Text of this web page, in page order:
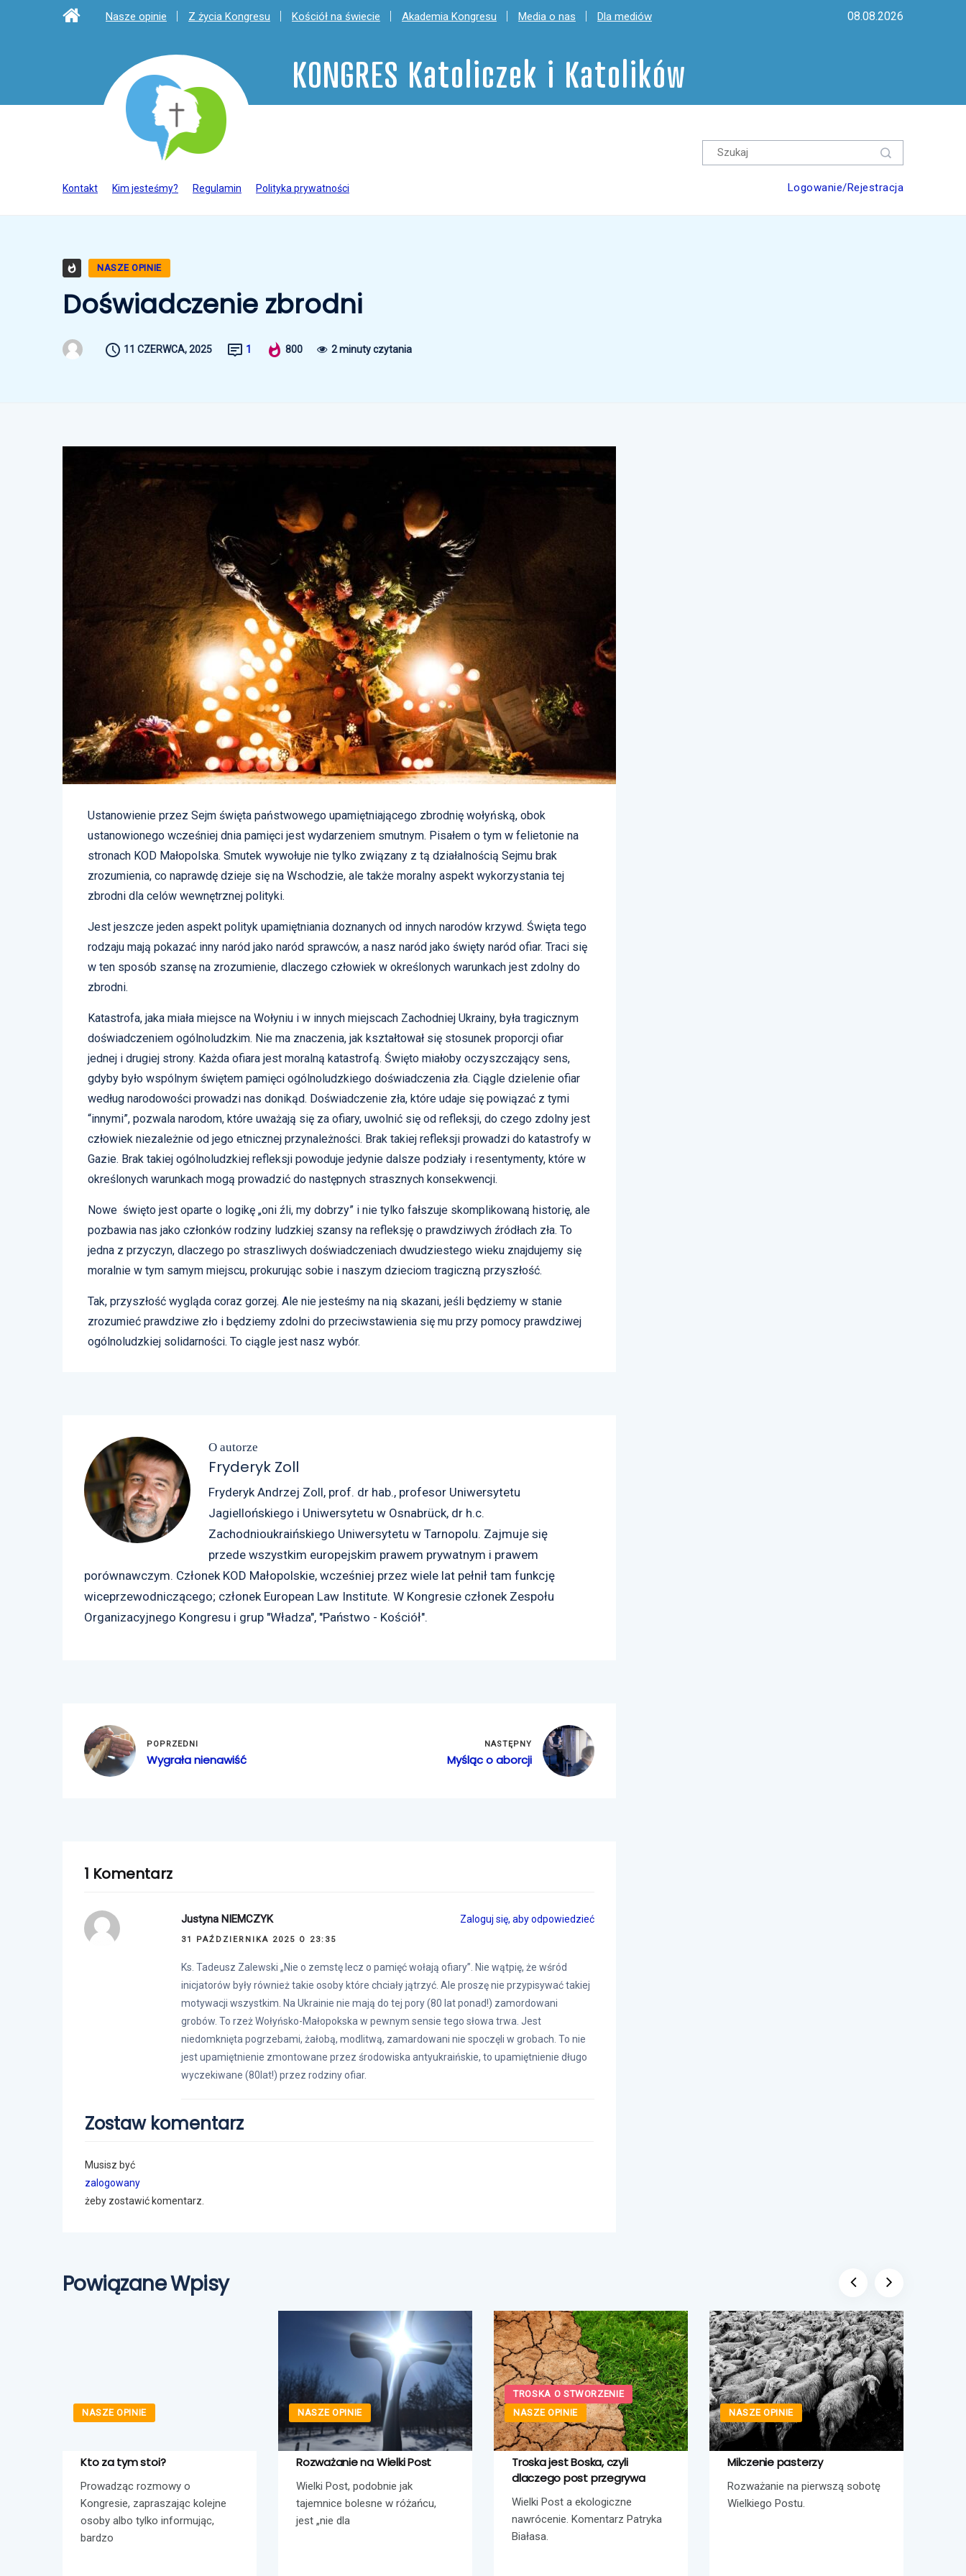
Nasze opinie Z życia Kongresu Kościół na świecie Akademia Kongresu Media o nas Dla mediów 08.08.2026
KONGRES Katoliczek i Katolików
Kontakt Kim jesteśmy? Regulamin Polityka prywatności Logowanie/Rejestracja
NASZE OPINIE
Doświadczenie zbrodni
11 CZERWCA, 2025 1 800 2 minuty czytania
Ustanowienie przez Sejm święta państwowego upamiętniającego zbrodnię wołyńską, obok
ustanowionego wcześniej dnia pamięci jest wydarzeniem smutnym. Pisałem o tym w felietonie na
stronach KOD Małopolska. Smutek wywołuje nie tylko związany z tą działalnością Sejmu brak
zrozumienia, co naprawdę dzieje się na Wschodzie, ale także moralny aspekt wykorzystania tej
zbrodni dla celów wewnętrznej polityki.
Jest jeszcze jeden aspekt polityk upamiętniania doznanych od innych narodów krzywd. Święta tego
rodzaju mają pokazać inny naród jako naród sprawców, a nasz naród jako święty naród ofiar. Traci się
w ten sposób szansę na zrozumienie, dlaczego człowiek w określonych warunkach jest zdolny do
zbrodni.
Katastrofa, jaka miała miejsce na Wołyniu i w innych miejscach Zachodniej Ukrainy, była tragicznym
doświadczeniem ogólnoludzkim. Nie ma znaczenia, jak kształtował się stosunek proporcji ofiar
jednej i drugiej strony. Każda ofiara jest moralną katastrofą. Święto miałoby oczyszczający sens,
gdyby było wspólnym świętem pamięci ogólnoludzkiego doświadczenia zła. Ciągle dzielenie ofiar
według narodowości prowadzi nas donikąd. Doświadczenie zła, które udaje się powiązać z tymi
“innymi”, pozwala narodom, które uważają się za ofiary, uwolnić się od refleksji, do czego zdolny jest
człowiek niezależnie od jego etnicznej przynależności. Brak takiej refleksji prowadzi do katastrofy w
Gazie. Brak takiej ogólnoludzkiej refleksji powoduje jedynie dalsze podziały i resentymenty, które w
określonych warunkach mogą prowadzić do następnych strasznych konsekwencji.
Nowe święto jest oparte o logikę „oni źli, my dobrzy” i nie tylko fałszuje skomplikowaną historię, ale
pozbawia nas jako członków rodziny ludzkiej szansy na refleksję o prawdziwych źródłach zła. To
jedna z przyczyn, dlaczego po straszliwych doświadczeniach dwudziestego wieku znajdujemy się
moralnie w tym samym miejscu, prokurując sobie i naszym dzieciom tragiczną przyszłość.
Tak, przyszłość wygląda coraz gorzej. Ale nie jesteśmy na nią skazani, jeśli będziemy w stanie
zrozumieć prawdziwe zło i będziemy zdolni do przeciwstawienia się mu przy pomocy prawdziwej
ogólnoludzkiej solidarności. To ciągle jest nasz wybór.
O autorze
Fryderyk Zoll
Fryderyk Andrzej Zoll, prof. dr hab., profesor Uniwersytetu
Jagiellońskiego i Uniwersytetu w Osnabrück, dr h.c.
Zachodnioukraińskiego Uniwersytetu w Tarnopolu. Zajmuje się
przede wszystkim europejskim prawem prywatnym i prawem
porównawczym. Członek KOD Małopolskie, wcześniej przez wiele lat pełnił tam funkcję
wiceprzewodniczącego; członek European Law Institute. W Kongresie członek Zespołu
Organizacyjnego Kongresu i grup "Władza", "Państwo - Kościół".
POPRZEDNI
Wygrała nienawiść
NASTĘPNY
Myśląc o aborcji
1 Komentarz
Zaloguj się, aby odpowiedzieć
Justyna NIEMCZYK
31 PAŹDZIERNIKA 2025 O 23:35
Ks. Tadeusz Zalewski „Nie o zemstę lecz o pamięć wołają ofiary”. Nie wątpię, że wśród
inicjatorów były również takie osoby które chciały jątrzyć. Ale proszę nie przypisywać takiej
motywacji wszystkim. Na Ukrainie nie mają do tej pory (80 lat ponad!) zamordowani
grobów. To rzeż Wołyńsko-Małopokska w pewnym sensie tego słowa trwa. Jest
niedomknięta pogrzebami, żałobą, modlitwą, zamardowani nie spoczęli w grobach. To nie
jest upamiętnienie zmontowane przez środowiska antyukraińskie, to upamiętnienie długo
wyczekiwane (80lat!) przez rodziny ofiar.
Zostaw komentarz
Musisz być
zalogowany
żeby zostawić komentarz.
Powiązane Wpisy
NASZE OPINIE
Kto za tym stoi?
Prowadząc rozmowy o
Kongresie, zapraszając kolejne
osoby albo tylko informując,
bardzo
NASZE OPINIE
Rozważanie na Wielki Post
Wielki Post, podobnie jak
tajemnice bolesne w różańcu,
jest „nie dla
TROSKA O STWORZENIE
NASZE OPINIE
Troska jest Boska, czyli
dlaczego post przegrywa
Wielki Post a ekologiczne
nawrócenie. Komentarz Patryka
Białasa.
NASZE OPINIE
Milczenie pasterzy
Rozważanie na pierwszą sobotę
Wielkiego Postu.